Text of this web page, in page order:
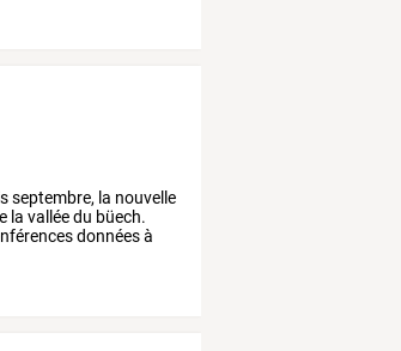
septembre, la nouvelle
la valléedu büech.
donnéesà